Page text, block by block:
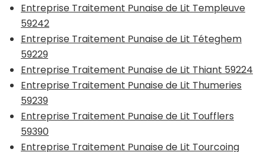
Entreprise Traitement Punaise de Lit Templeuve
59242
Entreprise Traitement Punaise de Lit Téteghem
59229
Entreprise Traitement Punaise de Lit Thiant 59224
Entreprise Traitement Punaise de Lit Thumeries
59239
Entreprise Traitement Punaise de Lit Toufflers
59390
Entreprise Traitement Punaise de Lit Tourcoing